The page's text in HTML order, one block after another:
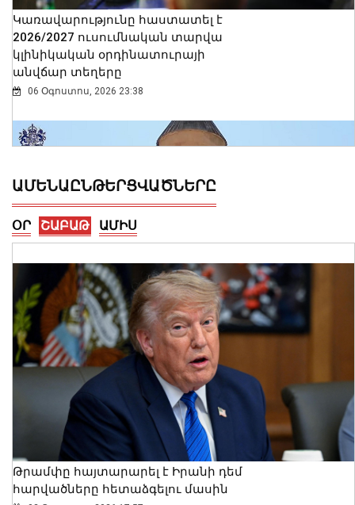
Կառավարությունը հաստատել է
2026/2027 ուսումնական տարվա
կլինիկական օրդինատուրայի
անվճար տեղերը
06 Օգոստոս, 2026 23:38
Ալեքսանդրա Քոուլը շարունակում է
բացահայտել Հայաստանը․ Մեծ
Բրիտանիայի դեսպանը հայերեն է
խոսում․ տեսանյութ
06 Օգոստոս, 2026 23:30
ԱՄԵՆԱԸՆԹԵՐՑՎԱԾՆԵՐԸ
ՕՐ ՇԱԲԱԹ ԱՄԻՍ
Թրամփը հայտարարել է Իրանի դեմ
հարվածները հետաձգելու մասին